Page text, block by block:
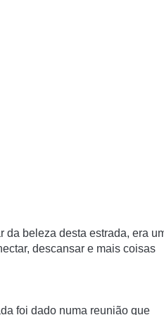
da beleza desta estrada, era
descansar e mais coisas
foi dado numa reunião que